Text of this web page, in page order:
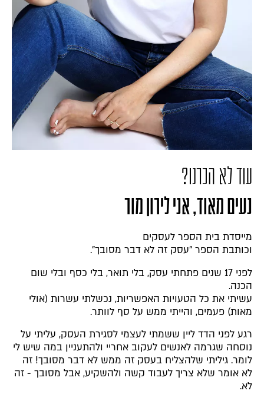
עוד לא הכרנו?
נעים מאוד, אני לירון מור
מייסדת בית הספר לעסקים
וכותבת הספר "עסק זה לא דבר מסובך".
לפני 17 שנים פתחתי עסק, בלי תואר, בלי כסף ובלי שום
הכנה.
עשיתי את כל הטעויות האפשריות, נכשלתי עשרות (אולי
מאות) פעמים, והייתי ממש על סף לוותר.
רגע לפני הדד ליין ששמתי לעצמי לסגירת העסק, עליתי על
נוסחה שגרמה לאנשים לעקוב אחריי ולהתעניין במה שיש לי
לומר. גיליתי שלהצליח בעסק זה ממש לא דבר מסובך! זה
לא אומר שלא צריך לעבוד קשה ולהשקיע, אבל מסובך - זה
לא.